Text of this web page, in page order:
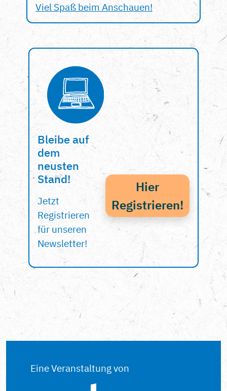
Viel Spaß beim Anschauen!
Bleibe auf
dem
neusten
Stand!
Jetzt
Registrieren
für unseren
Newsletter!
Hier
Registrieren!
Eine Veranstaltung von